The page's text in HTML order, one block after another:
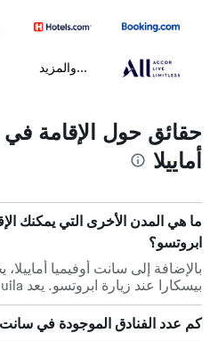
...والمزيد
حقائق حول الإقامة في
أماييلا
ما هي المدن الأخرى التي يمكنك
ابروتسو؟
بالإضافة إلى سانت أوفيميا
بيسكارا عند زيارة ابروتسو. يعد L’Aquila أيضاً خياراً رائجاً للزيارة.
كم عدد الفنادق الموجودة في سانت